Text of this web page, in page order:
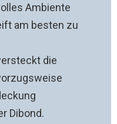
Ambiente
am besten zu
die
Dibond.